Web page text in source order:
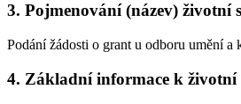
3. Pojmenování (název) životní
Podání žádosti o grant u odboru umění a
4. Základní informace k životní